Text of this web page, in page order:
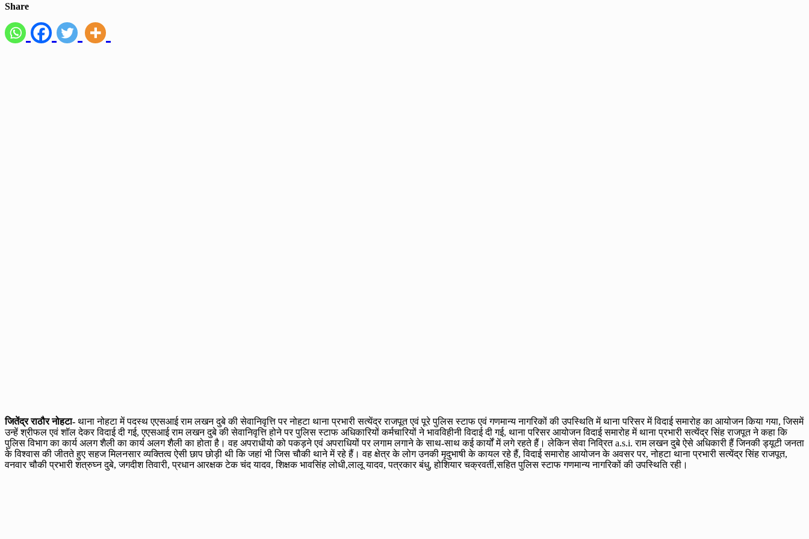
Share
जितेंद्र राठौर नोहटा- थाना नोहटा में पदस्थ एएसआई राम लखन दुबे की सेवानिवृत्ति पर नोहटा थाना प्रभारी सत्येंद्र राजपूत एवं पूरे पुलिस स्टाफ एवं गणमान्य नागरिकों की उपस्थिति में थाना परिसर में विदाई समारोह का आयोजन किया गया, जिसमें
उन्हें श्रीफल एवं शॉल देकर विदाई दी गई, एएसआई राम लखन दुबे की सेवानिवृत्ति होने पर पुलिस स्टाफ अधिकारियों कर्मचारियों ने भावविहीनी विदाई दी गई, थाना परिसर आयोजन विदाई समारोह में थाना प्रभारी सत्येंद्र सिंह राजपूत ने कहा कि
पुलिस विभाग का कार्य अलग शैली का कार्य अलग शैली का होता है। वह अपराधीयो को पकड़ने एवं अपराधियों पर लगाम लगाने के साथ-साथ कई कार्यों में लगे रहते हैं। लेकिन सेवा निव्रित a.s.i. राम लखन दुबे ऐसे अधिकारी हैं जिनकी ड्यूटी जनता
के विश्वास की जीतते हुए सहज मिलनसार व्यक्तित्व ऐसी छाप छोड़ी थी कि जहां भी जिस चौकी थाने में रहे हैं। वह क्षेत्र के लोग उनकी मृदुभाषी के कायल रहे हैं, विदाई समारोह आयोजन के अवसर पर, नोहटा थाना प्रभारी सत्येंद्र सिंह राजपूत,
वनवार चौकी प्रभारी शत्रुघ्न दुबे, जगदीश तिवारी, प्रधान आरक्षक टेक चंद यादव, शिक्षक भावसिंह लोधी,लालू यादव, पत्रकार बंधु, होशियार चक्रवर्ती,सहित पुलिस स्टाफ गणमान्य नागरिकों की उपस्थिति रही।